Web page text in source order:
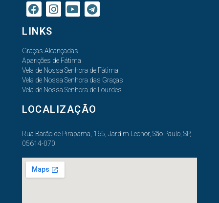
LINKS
Graças Alcançadas
Aparições de Fátima
Vela de Nossa Senhora de Fátima
Vela de Nossa Senhora das Graças
Vela de Nossa Senhora de Lourdes
LOCALIZAÇÃO
Rua Barão de Pirapama, 165, Jardim Leonor, São Paulo, SP,
05614-070